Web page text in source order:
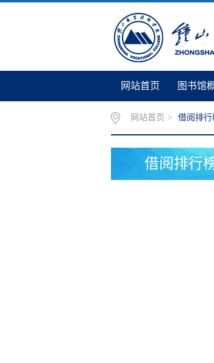
网站首页 图书馆
网站首页 > 借阅排行
借阅排行